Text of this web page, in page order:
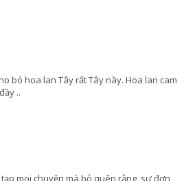
bó hoa lan Tây rất Tây này. Hoa lan cam
..
mọi chuyện mà bỏ quên rằng, sự đơn